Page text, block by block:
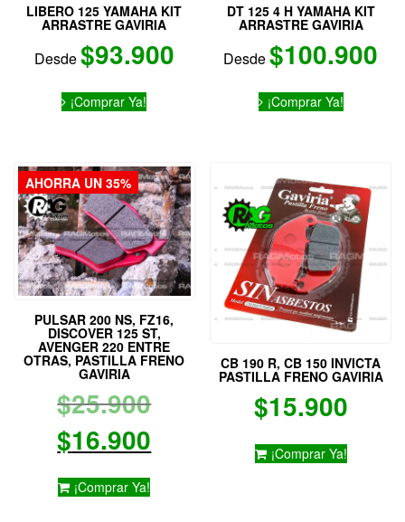
LIBERO 125 YAMAHA KIT
ARRASTRE GAVIRIA
Desde$93.900
¡Comprar Ya!
Las
opciones
se
pueden
elegir
en
la
de
producto
DT 125 4 H YAMAHA KIT
ARRASTRE GAVIRIA
Desde$100.900
¡Comprar Ya!producto
opciones
se
pueden
elegir
en
la
página
de
AHORRA UN 35%
PULSAR 200 NS, FZ16,
DISCOVER 125 ST,
AVENGER 220 ENTRE
OTRAS, PASTILLA FRENO
GAVIRIA
$25.900El
$16.900
¡Comprar Ya!
CB 190 R, CB 150 INVICTA
PASTILLA FRENO GAVIRIA
$15.900
¡Comprar Ya!